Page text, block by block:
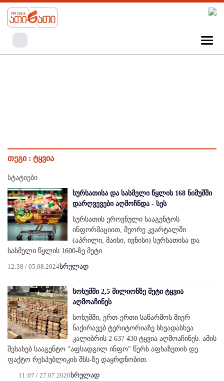
თეგი : ტყვია
სტატიები
სურსათისა და სასმელი წყლის 168 ნიმუშში
დარღვევები აღმოჩნდა - სეს
სურსათის ეროვნული სააგენტოს
ინფორმაციით, მეორე კვარტალში
(აპრილი, მაისი, ივნისი) სურსათისა და
სასმელი წყლის 1600-ზე მეტი
12:38 / 05.08.2024სრულად
სოხუმში 2,5 მილიონზე მეტი ტყვია
აღმოაჩინეს
სოხუმში, ერთ-ერთი საწარმოს მიერ
ნაქირავებ ტერიტორიაზე სხვადასხვა
კალიბრის 2 637 430 ტყვია აღმოაჩინეს. ამის
შესახებ სააგენტო "აფსადგილ ინფო" წერს აფხაზეთის დე
ფაქტო რესპუბლიკის შსს-ზე დაყრდნობით.
11:07 / 27.07.2020სრულად